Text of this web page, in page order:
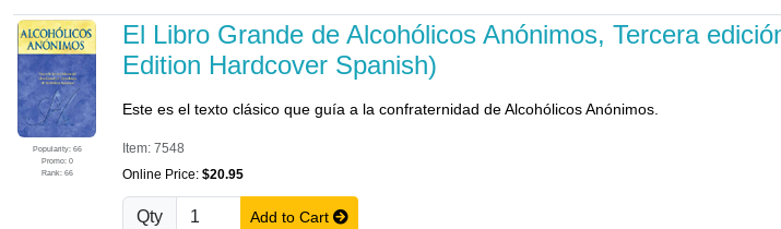
Popularity: 66
Promo: 0
Rank: 66
El Libro Grande de Alcohólicos Anónimos, Tercera
Edition Hardcover Spanish)
Este es el texto clásico que guía a la confraternidad de Alcohólicos Anónimos.
Item: 7548
Online Price: $20.95
Qty Add to Cart